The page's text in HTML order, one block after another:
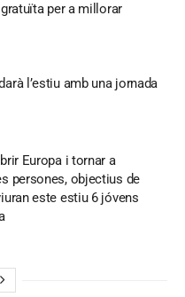
per a millorar
l’estiu amb una jornada
Europa i tornar a
persones, objectius de
este estiu 6 jóvens